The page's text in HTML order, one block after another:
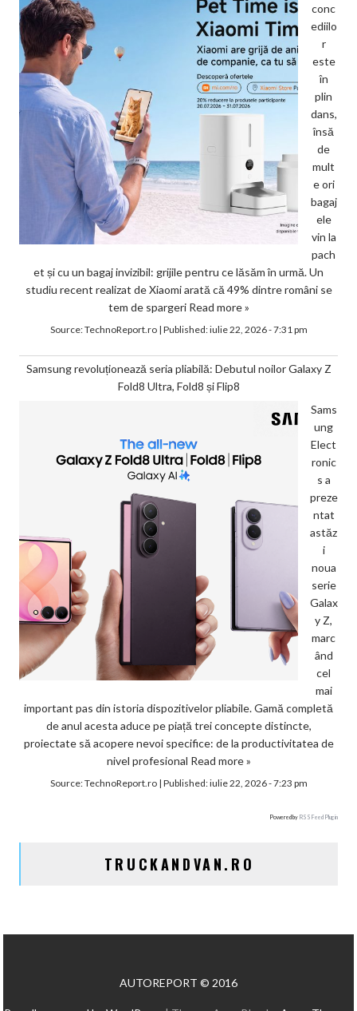
conc
ediilo
r
este
în
plin
dans,
însă
de
mult
e ori
bagaj
ele
vin la
pach
et și cu un bagaj invizibil: grijile pentru ce lăsăm în urmă. Un
studiu recent realizat de Xiaomi arată că 49% dintre români se
tem de spargeri Read more »
Source:TechnoReport.ro| Published:iulie 22, 2026 - 7:31 pm
Samsung revoluționează seria pliabilă: Debutul noilor Galaxy Z
Fold8 Ultra, Fold8 și Flip8
Sams
ung
Elect
ronic
s a
preze
ntat
astăz
i
noua
serie
Galax
y Z,
marc
ând
cel
mai
important pas din istoria dispozitivelor pliabile. Gamă completă
de anul acesta aduce pe piață trei concepte distincte,
proiectate să acopere nevoi specifice: de la productivitatea de
nivel profesional Read more »
Source:TechnoReport.ro| Published:iulie 22, 2026 - 7:23 pm
Powered by RSS Feed Plugin
TRUCKANDVAN.RO
AUTOREPORT © 2016